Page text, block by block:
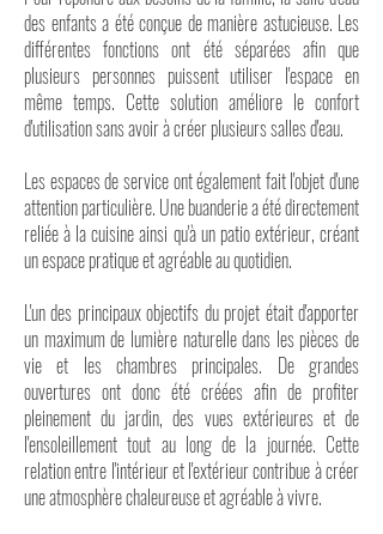
des enfants a été conçue de manière astucieuse. Les
différentes fonctions ont été séparées afin que
plusieurs personnes puissent utiliser l'espace en
même temps. Cette solution améliore le confort
d'utilisation sans avoir à créer plusieurs salles d'eau.
Les espaces de service ont également fait l'objet d'une
attention particulière. Une buanderie a été directement
reliée à la cuisine ainsi qu'à un patio extérieur, créant
un espace pratique et agréable au quotidien.
L'un des principaux objectifs du projet était d'apporter
un maximum de lumière naturelle dans les pièces de
vie et les chambres principales. De grandes
ouvertures ont donc été créées afin de profiter
pleinement du jardin, des vues extérieures et de
l'ensoleillement tout au long de la journée. Cette
relation entre l'intérieur et l'extérieur contribue à créer
une atmosphère chaleureuse et agréable à vivre.